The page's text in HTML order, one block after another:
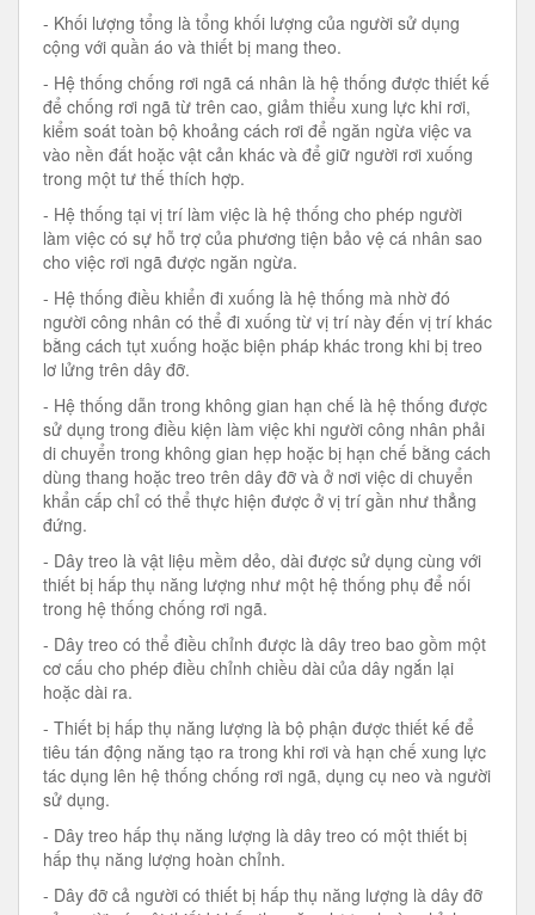
- Khối lượng tổng là tổng khối lượng của người sử dụng
cộng với quần áo và thiết bị mang theo.
- Hệ thống chống rơi ngã cá nhân là hệ thống được thiết kế
để chống rơi ngã từ trên cao, giảm thiểu xung lực khi rơi,
kiểm soát toàn bộ khoảng cách rơi để ngăn ngừa việc va
vào nền đất hoặc vật cản khác và để giữ người rơi xuống
trong một tư thế thích hợp.
- Hệ thống tại vị trí làm việc là hệ thống cho phép người
làm việc có sự hỗ trợ của phương tiện bảo vệ cá nhân sao
cho việc rơi ngã được ngăn ngừa.
- Hệ thống điều khiển đi xuống là hệ thống mà nhờ đó
người công nhân có thể đi xuống từ vị trí này đến vị trí khác
bằng cách tụt xuống hoặc biện pháp khác trong khi bị treo
lơ lửng trên dây đỡ.
- Hệ thống dẫn trong không gian hạn chế là hệ thống được
sử dụng trong điều kiện làm việc khi người công nhân phải
di chuyển trong không gian hẹp hoặc bị hạn chế bằng cách
dùng thang hoặc treo trên dây đỡ và ở nơi việc di chuyển
khẩn cấp chỉ có thể thực hiện được ở vị trí gần như thẳng
đứng.
- Dây treo là vật liệu mềm dẻo, dài được sử dụng cùng với
thiết bị hấp thụ năng lượng như một hệ thống phụ để nối
trong hệ thống chống rơi ngã.
- Dây treo có thể điều chỉnh được là dây treo bao gồm một
cơ cấu cho phép điều chỉnh chiều dài của dây ngắn lại
hoặc dài ra.
- Thiết bị hấp thụ năng lượng là bộ phận được thiết kế để
tiêu tán động năng tạo ra trong khi rơi và hạn chế xung lực
tác dụng lên hệ thống chống rơi ngã, dụng cụ neo và người
sử dụng.
- Dây treo hấp thụ năng lượng là dây treo có một thiết bị
hấp thụ năng lượng hoàn chỉnh.
- Dây đỡ cả người có thiết bị hấp thụ năng lượng là dây đỡ